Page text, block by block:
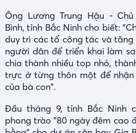
Ông Lương Trung Hậu -
Bình, tỉnh Bắc Ninh cho biết:
duy trì các tổ công tác và
người dân để triển khai làm
chia thành nhiều top nhỏ,
trực ở từng thôn một để nhận
của bà con".
Đầu tháng 9, tỉnh Bắc Ninh
phong trào "80 ngày đêm cao